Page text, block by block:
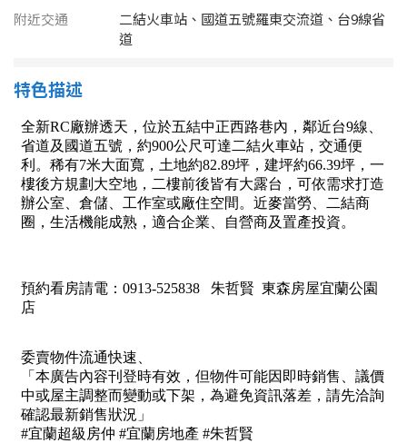
台南市
澎湖縣
屏東縣
台東縣
金門連江
80坪以上
~ 坪
樓層
1樓 2樓
5~10樓 11~20樓
21樓以上
附近交通
二結火車站、國道五號羅東交流道、台9線省
道
特色描述